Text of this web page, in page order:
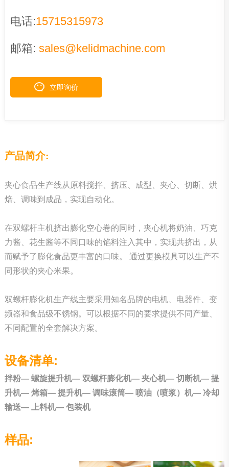
电话:15715315973
邮箱: sales@kelidmachine.com
立即询价
产品简介:
夹心食品生产线从原料搅拌、挤压、成型、夹心、切断、烘
焙、调味到成品，实现自动化。
在双螺杆主机挤出膨化空心卷的同时，夹心机将奶油、巧克
力酱、花生酱等不同口味的馅料注入其中，实现共挤出，从
而赋予了膨化食品更丰富的口味。 通过更换模具可以生产不
同形状的夹心米果。
双螺杆膨化机生产线主要采用知名品牌的电机、电器件、变
频器和食品级不锈钢。可以根据不同的要求提供不同产量、
不同配置的全套解决方案。
设备清单:
拌粉— 螺旋提升机— 双螺杆膨化机— 夹心机— 切断机— 提
升机— 烤箱— 提升机— 调味滚筒— 喷油（喷浆）机— 冷却
输送— 上料机— 包装机
样品: